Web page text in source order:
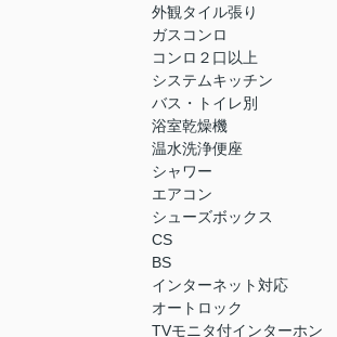
外観タイル張り
ガスコンロ
コンロ２口以上
システムキッチン
バス・トイレ別
浴室乾燥機
温水洗浄便座
シャワー
エアコン
シューズボックス
CS
BS
インターネット対応
オートロック
TVモニタ付インターホン